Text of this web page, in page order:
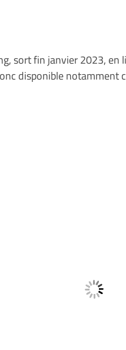
sort fin janvier 2023, en
disponible notamment